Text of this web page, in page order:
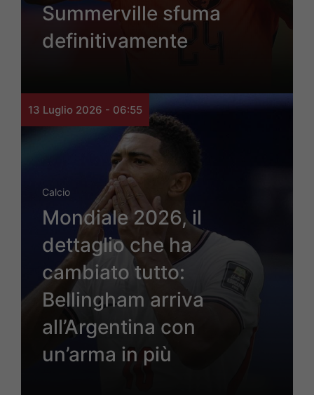
Summerville sfuma
definitivamente
13 Luglio 2026 - 06:55
Calcio
Mondiale 2026, il
dettaglio che ha
cambiato tutto:
Bellingham arriva
all’Argentina con
un’arma in più